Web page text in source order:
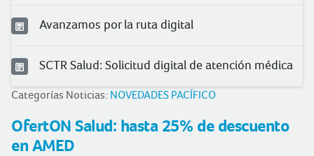
Avanzamos por la ruta digital
SCTR Salud: Solicitud digital de atención médica
Categorías Noticias: NOVEDADES PACÍFICO
OfertON Salud: hasta 25% de descuento
en AMED